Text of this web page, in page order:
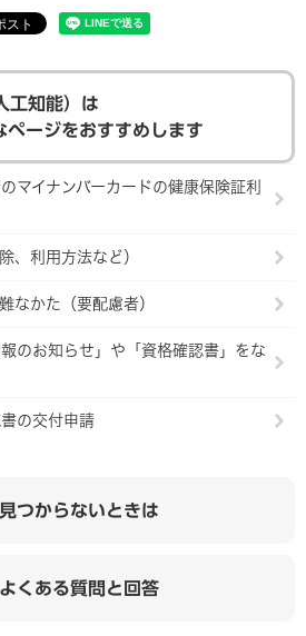
工知能）は
ページをおすすめします
マイナンバーカードの健康保険証利
、利用方法など）
なかた（要配慮者）
のお知らせ」や「資格確認書」をな
の交付申請
見つからないときは
よくある質問と回答